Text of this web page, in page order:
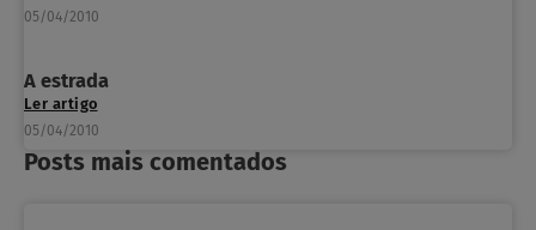
05/04/2010
A estrada
Ler artigo
05/04/2010
Posts mais comentados